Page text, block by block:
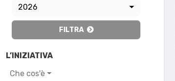
2026
FILTRA
L’INIZIATIVA
Che cos'è